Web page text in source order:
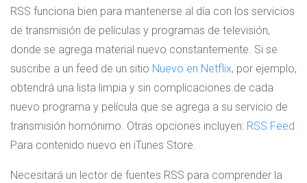
RSS funciona bien para mantenerse al día con los servicios
de transmisión de películas y programas de televisión,
donde se agrega material nuevo constantemente. Si se
suscribe a un feed de un sitio Nuevo en Netflix, por ejemplo,
obtendrá una lista limpia y sin complicaciones de cada
nuevo programa y película que se agrega a su servicio de
transmisión homónimo. Otras opciones incluyen: RSS Feed
Para contenido nuevo en iTunes Store.
Necesitará un lector de fuentes RSS para comprender la